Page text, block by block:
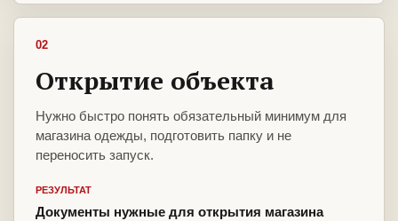
02
Открытие объекта
Нужно быстро понять обязательный минимум для
магазина одежды, подготовить папку и не
переносить запуск.
РЕЗУЛЬТАТ
Документы нужные для открытия магазина